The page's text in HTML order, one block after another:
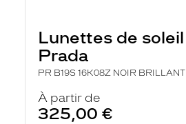
Lunettes de soleil
Prada
PR B19S 16K08Z NOIR BRILLANT
À partir de
325,00 €